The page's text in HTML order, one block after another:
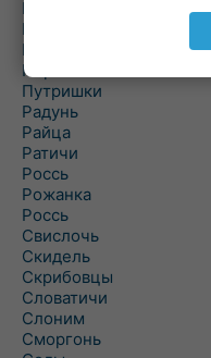
Подольцы
Подороск
Поречье
Порозово
Путришки
Радунь
Райца
Ратичи
Роcсь
Рожанка
Россь
Свислочь
Скидель
Скрибовцы
Словатичи
Слоним
Сморгонь